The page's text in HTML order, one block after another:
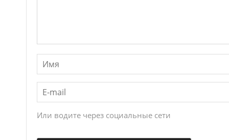
Или водите через социальные сети